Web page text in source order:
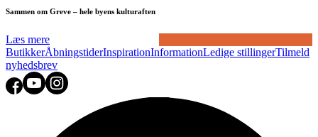
Sammen om Greve – hele byens kulturaften
Læs mere
ButikkerÅbningstiderInspirationInformationLedige stillingerTilmeld
nyhedsbrev